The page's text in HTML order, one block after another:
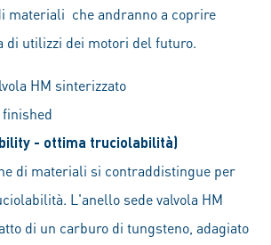
materiali che andranno a coprire
di utilizzi dei motori del futuro.
HM sinterizzato
- ottima truciolabilità)
di materiali si contraddistingue per
L'anello sede valvola HM
di un carburo di tungsteno, adagiato